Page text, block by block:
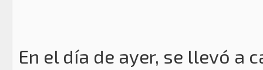
En el día de ayer, se llevó a